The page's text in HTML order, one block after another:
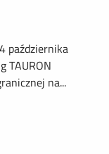
października
TAURON
na...